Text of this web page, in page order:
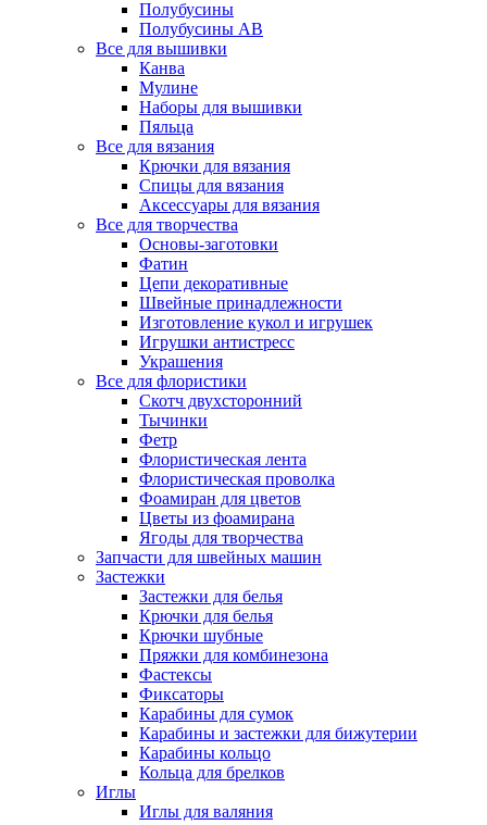
Полубусины
Полубусины AB
Все для вышивки
Канва
Мулине
Наборы для вышивки
Пяльца
Все для вязания
Крючки для вязания
Спицы для вязания
Аксессуары для вязания
Все для творчества
Основы-заготовки
Фатин
Цепи декоративные
Швейные принадлежности
Изготовление кукол и игрушек
Игрушки антистресс
Украшения
Все для флористики
Скотч двухсторонний
Тычинки
Фетр
Флористическая лента
Флористическая проволка
Фоамиран для цветов
Цветы из фоамирана
Ягоды для творчества
Запчасти для швейных машин
Застежки
Застежки для белья
Крючки для белья
Крючки шубные
Пряжки для комбинезона
Фастексы
Фиксаторы
Карабины для сумок
Карабины и застежки для бижутерии
Карабины кольцо
Кольца для брелков
Иглы
Иглы для валяния